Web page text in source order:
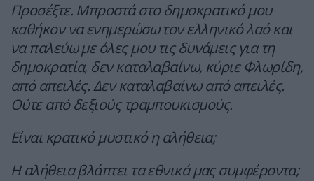
Προσέξτε. Μπροστά στο δημοκρατικό μου
καθήκον να ενημερώσω τον ελληνικό λαό και
να παλεύω με όλες μου τις δυνάμεις για τη
δημοκρατία, δεν καταλαβαίνω, κύριε Φλωρίδη,
από απειλές. Δεν καταλαβαίνω από απειλές.
Ούτε από δεξιούς τραμπουκισμούς.
Είναι κρατικό μυστικό η αλήθεια;
Η αλήθεια βλάπτει τα εθνικά μας συμφέροντα;